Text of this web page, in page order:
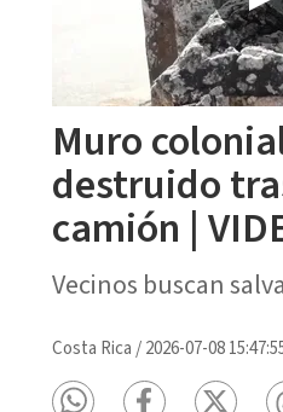
Muro
destruido
camión |
Vecinos buscan
Costa Rica /2026-07-08